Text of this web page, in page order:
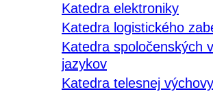
Katedra elektroniky
Katedra logistického
Katedra spoločenských
jazykov
Katedra telesnej